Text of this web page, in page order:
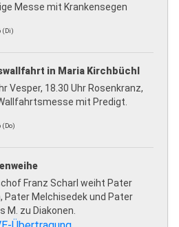
Messe mit Krankensegen
(Di)
in Maria Kirchbüchl
Vesper, 18.30 Uhr Rosenkranz,
mit Predigt.
(Do)
Franz Scharl weiht Pater
Pater Melchisedek und Pater
M. zu Diakonen.